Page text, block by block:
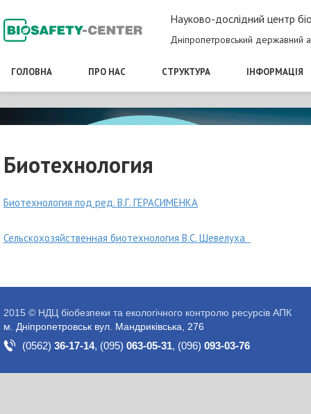
Науково-дослідний центр
Дніпропетровський державний
ГОЛОВНА ПРО НАС СТРУКТУРА ІНФОРМАЦІЯ
Биотехнология
Биотехнология под ред. В.Г. ГЕРАСИМЕНКА
Сельскохозяйственная биотехнология В.С. Шевелуха
2015 © НДЦ біобезпеки та екологічного контролю ресурсів АПК
м. Дніпропетровськ вул. Мандриківська, 276
(0562) 36-17-14, (095) 063-05-31, (096) 093-03-76